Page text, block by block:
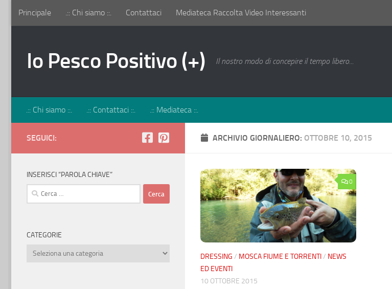
Salta al contenuto
Principale .:: Chi siamo ::. Contattaci Mediateca Raccolta Video Interessanti
Io Pesco Positivo (+) Il nostro modo di concepire il tempo libero...
.:: Chi siamo ::. .:: Contattaci ::. .:: Mediateca ::.
ARCHIVIO GIORNALIERO: OTTOBRE 10, 2015
0
DRESSING / MOSCA FIUME E TORRENTI/ NEWS
ED EVENTI
10 OTTOBRE 2015
SEGUICI:
INSERISCI “PAROLA CHIAVE”
Ricerca
per:
CATEGORIE
Categorie